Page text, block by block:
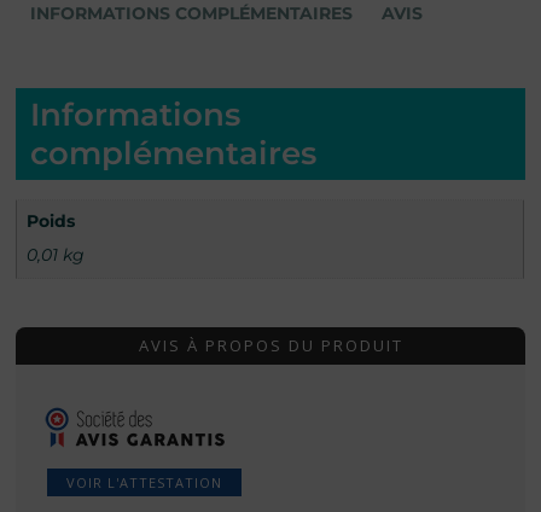
INFORMATIONS COMPLÉMENTAIRES AVIS
Informations
complémentaires
Poids
0,01 kg
AVIS À PROPOS DU PRODUIT
VOIR L'ATTESTATION